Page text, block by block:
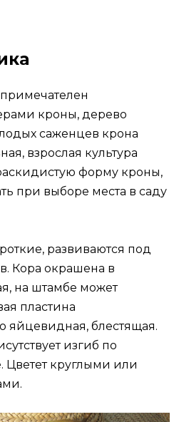
кроны, дерево
саженцев крона
взрослая культура
форму кроны,
при выборе места в саду
развиваются под
Кора окрашена в
на штамбе может
пластина
яйцевидная, блестящая.
изгиб по
Цветет круглыми или